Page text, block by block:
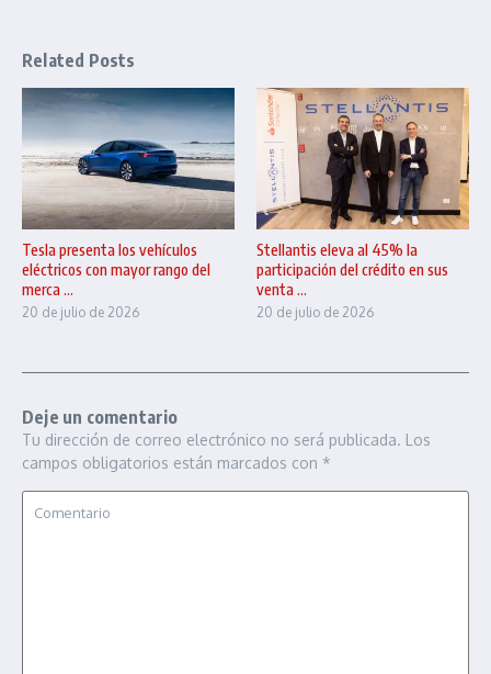
Related Posts
Tesla presenta los vehículos
eléctricos con mayor rango del
merca ...
20 de julio de 2026
Stellantis eleva al 45% la
participación del crédito en sus
venta ...
20 de julio de 2026
Deje un comentario
Tu dirección de correo electrónico no será publicada. Los
campos obligatorios están marcados con *